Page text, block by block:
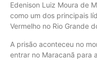
Edenison Luiz Moura de
como um dos principais
Vermelho no Rio Grande
A prisão aconteceu no
entrar no Maracanã para